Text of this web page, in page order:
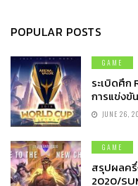
POPULAR POSTS
GAME
ระเบิดศึก
การแข่งขั
JUNE 26,
GAME
สรุปผลครึ่
2020/